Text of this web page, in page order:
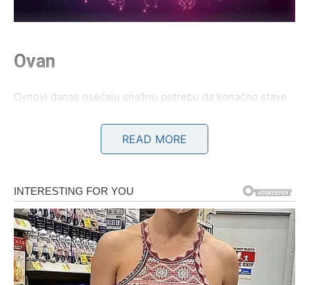
Ovan
Ovnovi danas osećaju snažnu potrebu da konačno stave
koji vas iscrpljuje, 7. jul donosi razgovor koji može
promeniti sve. Partner će pokazati emocije koje do sada
njegovog ponašanja postoji mnogo više nego što ste
mislili.
Slobodni Ovnovi mogli bi sasvim slučajno upoznati osobu
koja će ih osvojiti iskrenošću i neposrednošću. Ovo neće
biti prolazna simpatija. Već prvi razgovor može probuditi
READ MORE